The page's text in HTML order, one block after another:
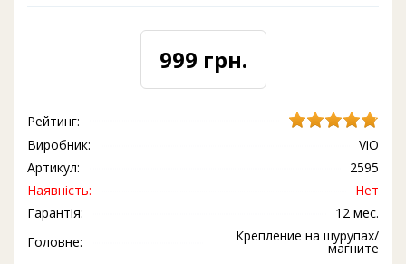
999 грн.
Рейтинг:
ViO
Виробник:
2595
Артикул:
Нет
Наявність:
12 мес.
Гарантія:
Крепление на шурупах/
магните
Головне: